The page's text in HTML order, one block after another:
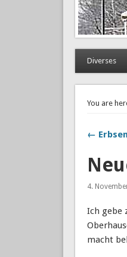
Diverses
You are
←
4.
Ich gebe
macht